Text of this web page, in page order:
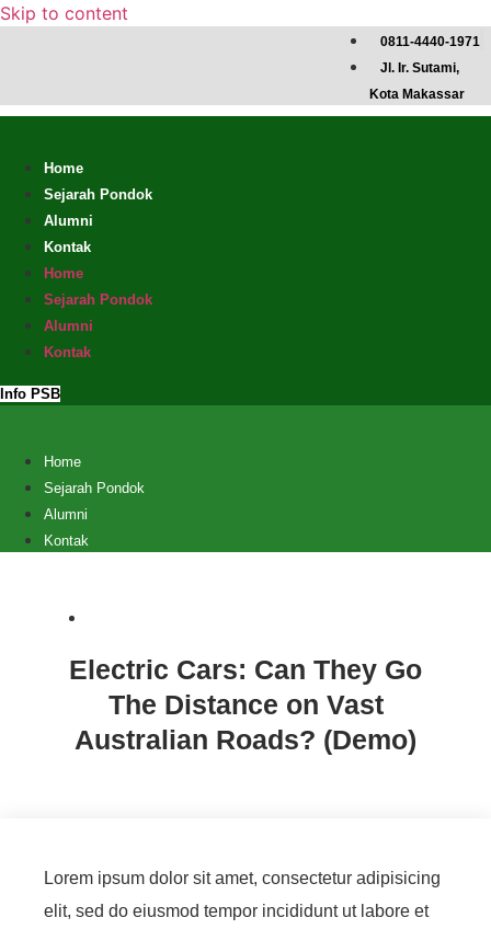
Skip to content
0811-4440-1971
Jl. Ir. Sutami,
Kota Makassar
Home
Sejarah Pondok
Alumni
Kontak
Home
Sejarah Pondok
Alumni
Kontak
Info PSB
Home
Sejarah Pondok
Alumni
Kontak
Electric Cars: Can They Go
The Distance on Vast
Australian Roads? (Demo)
Lorem ipsum dolor sit amet, consectetur adipisicing
elit, sed do eiusmod tempor incididunt ut labore et